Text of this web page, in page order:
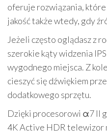
oferuje rozwiązania,
jakość także wtedy, gdy
Jeżeli często oglądasz z
szerokie kąty widzenia
wygodnego miejsca. Z
cieszyć się dźwiękiem
dodatkowego sprzętu.
Dzięki procesorowi α7 II
4K Active HDR telewizor